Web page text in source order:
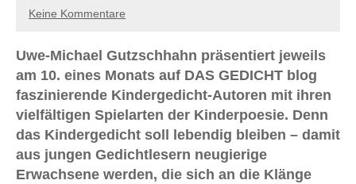
Keine Kommentare
Uwe-Michael Gutzschhahn präsentiert jeweils
am 10. eines Monats auf DAS GEDICHT blog
faszinierende Kindergedicht-Autoren mit ihren
vielfältigen Spielarten der Kinderpoesie. Denn
das Kindergedicht soll lebendig bleiben – damit
aus jungen Gedichtlesern neugierige
Erwachsene werden, die sich an die Klänge